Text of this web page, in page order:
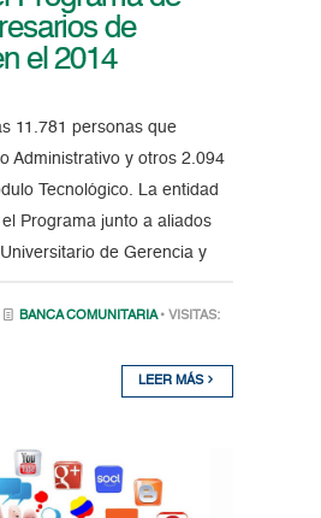
de
el 2014
11.781 personas que
Administrativo y otros 2.094
Tecnológico. La entidad
Programa junto a aliados
de Gerencia y
BANCA COMUNITARIA • VISITAS:
LEER MÁS